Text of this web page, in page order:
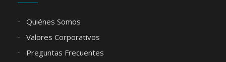
Quiénes Somos
Valores Corporativos
Preguntas Frecuentes